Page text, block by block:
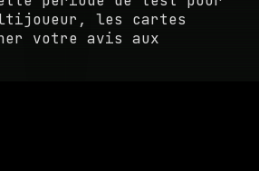
les cartes
votre avis aux